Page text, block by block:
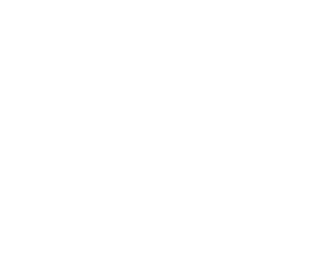
ォーマンスによる、価値の追求を
ーダウンを幅広く展開している。